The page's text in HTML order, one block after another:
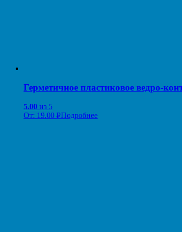
Герметичное пластиковое ведро-
5.00 из 5
От: 19.00 РПодробнее